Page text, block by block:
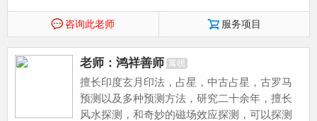
咨询此老师 服务项目
老师：鸿祥善师
擅长印度玄月印法，占星，中古占星，古罗马
预测以及多种预测方法，研究二十余年，擅长
风水探测，和奇妙的磁场效应探测，可以探测